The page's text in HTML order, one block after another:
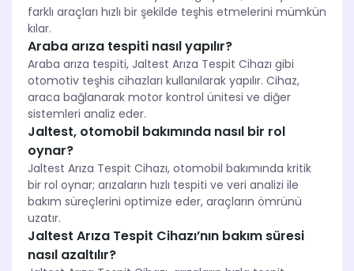
farklı araçları hızlı bir şekilde teşhis etmelerini mümkün
kılar.
Araba arıza tespiti nasıl yapılır?
Araba arıza tespiti, Jaltest Arıza Tespit Cihazı gibi
otomotiv teşhis cihazları kullanılarak yapılır. Cihaz,
araca bağlanarak motor kontrol ünitesi ve diğer
sistemleri analiz eder.
Jaltest, otomobil bakımında nasıl bir rol
oynar?
Jaltest Arıza Tespit Cihazı, otomobil bakımında kritik
bir rol oynar; arızaların hızlı tespiti ve veri analizi ile
bakım süreçlerini optimize eder, araçların ömrünü
uzatır.
Jaltest Arıza Tespit Cihazı’nın bakım süresi
nasıl azaltılır?